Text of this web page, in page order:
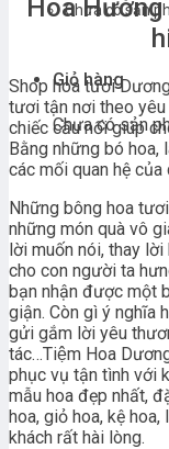
Chưa có sản
Giỏ hàng
Chưa có sản
Hoa Hướng
Shop hoa tươi
tươi tận nơi theo yêu
chiếc cầu nối giúp
Bằng những bó hoa,
các mối quan hệ của
Những bông hoa
những món quà vô
lời muốn nói, thay
cho con người ta
bạn nhận được một
giận. Còn gì ý nghĩa
gửi gắm lời yêu
tác…Tiệm Hoa
phục vụ tận tình với
mẫu hoa đẹp nhất,
hoa, giỏ hoa, kệ
khách rất hài lòng.